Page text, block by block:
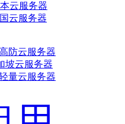
云服务器
云服务器
防云服务器
坡云服务器
量云服务器